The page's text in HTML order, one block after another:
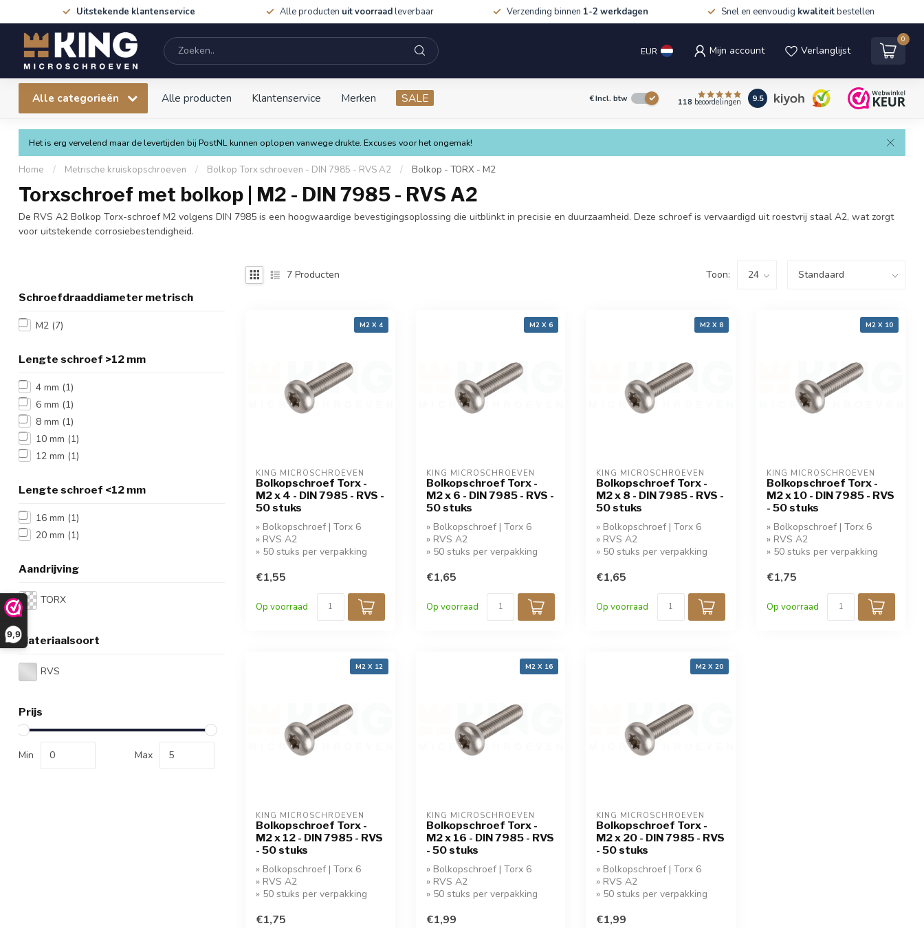
9,9
Uitstekende klantenservice Alle producten uit voorraadleverbaar Verzending binnen 1-2 werkdagen Snel en eenvoudig kwaliteitbestellen
EUR Mijn account Verlanglijst
0
Alle categorieën Alle producten Klantenservice Merken SALE €Incl. btw 118 beoordelingen 9.5
Het is erg vervelend maar de levertijden bij PostNL kunnen oplopen vanwege drukte. Excuses voor het ongemak!
Home / Metrische kruiskopschroeven / Bolkop Torx schroeven - DIN 7985 - RVS A2 / Bolkop - TORX - M2
Torxschroef met bolkop | M2 - DIN 7985 - RVS A2
De RVS A2 Bolkop Torx-schroef M2 volgens DIN 7985 is een hoogwaardige bevestigingsoplossing die uitblinkt in precisie en duurzaamheid. Deze schroef is vervaardigd uit roestvrij staal A2, wat zorgt
voor uitstekende corrosiebestendigheid.
Schroefdraaddiameter metrisch
M2 (7)
Lengte schroef >12 mm
4 mm (1)
6 mm (1)
8 mm (1)
10 mm (1)
12 mm (1)
Lengte schroef <12 mm
16 mm (1)
20 mm (1)
Aandrijving
TORX
Materiaalsoort
RVS
Prijs
Min Max
7 Producten Toon:
M2 X 4
KING MICROSCHROEVEN
Bolkopschroef Torx -
M2 x 4 - DIN 7985 - RVS -
50 stuks
» Bolkopschroef | Torx 6
» RVS A2
» 50 stuks per verpakking
€1,55
Op voorraad
M2 X 6
KING MICROSCHROEVEN
Bolkopschroef Torx -
M2 x 6 - DIN 7985 - RVS -
50 stuks
» Bolkopschroef | Torx 6
» RVS A2
» 50 stuks per verpakking
€1,65
Op voorraad
M2 X 8
KING MICROSCHROEVEN
Bolkopschroef Torx -
M2 x 8 - DIN 7985 - RVS -
50 stuks
» Bolkopschroef | Torx 6
» RVS A2
» 50 stuks per verpakking
€1,65
Op voorraad
M2 X 10
KING MICROSCHROEVEN
Bolkopschroef Torx -
M2 x 10 - DIN 7985 - RVS
- 50 stuks
» Bolkopschroef | Torx 6
» RVS A2
» 50 stuks per verpakking
€1,75
Op voorraad
M2 X 12
KING MICROSCHROEVEN
Bolkopschroef Torx -
M2 x 12 - DIN 7985 - RVS
- 50 stuks
» Bolkopschroef | Torx 6
» RVS A2
» 50 stuks per verpakking
€1,75
M2 X 16
KING MICROSCHROEVEN
Bolkopschroef Torx -
M2 x 16 - DIN 7985 - RVS
- 50 stuks
» Bolkopschroef | Torx 6
» RVS A2
» 50 stuks per verpakking
€1,99
M2 X 20
KING MICROSCHROEVEN
Bolkopschroef Torx -
M2 x 20 - DIN 7985 - RVS
- 50 stuks
» Bolkopschroef | Torx 6
» RVS A2
» 50 stuks per verpakking
€1,99